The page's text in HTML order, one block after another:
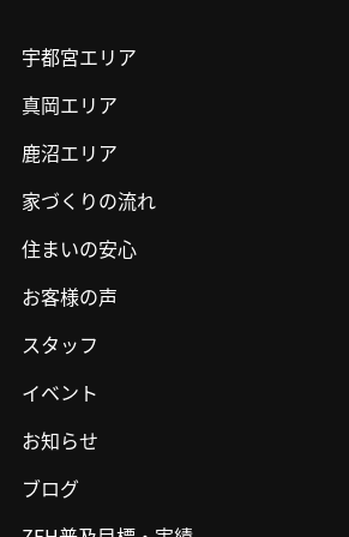
宇都宮エリア
真岡エリア
鹿沼エリア
家づくりの流れ
住まいの安心
お客様の声
スタッフ
イベント
お知らせ
ブログ